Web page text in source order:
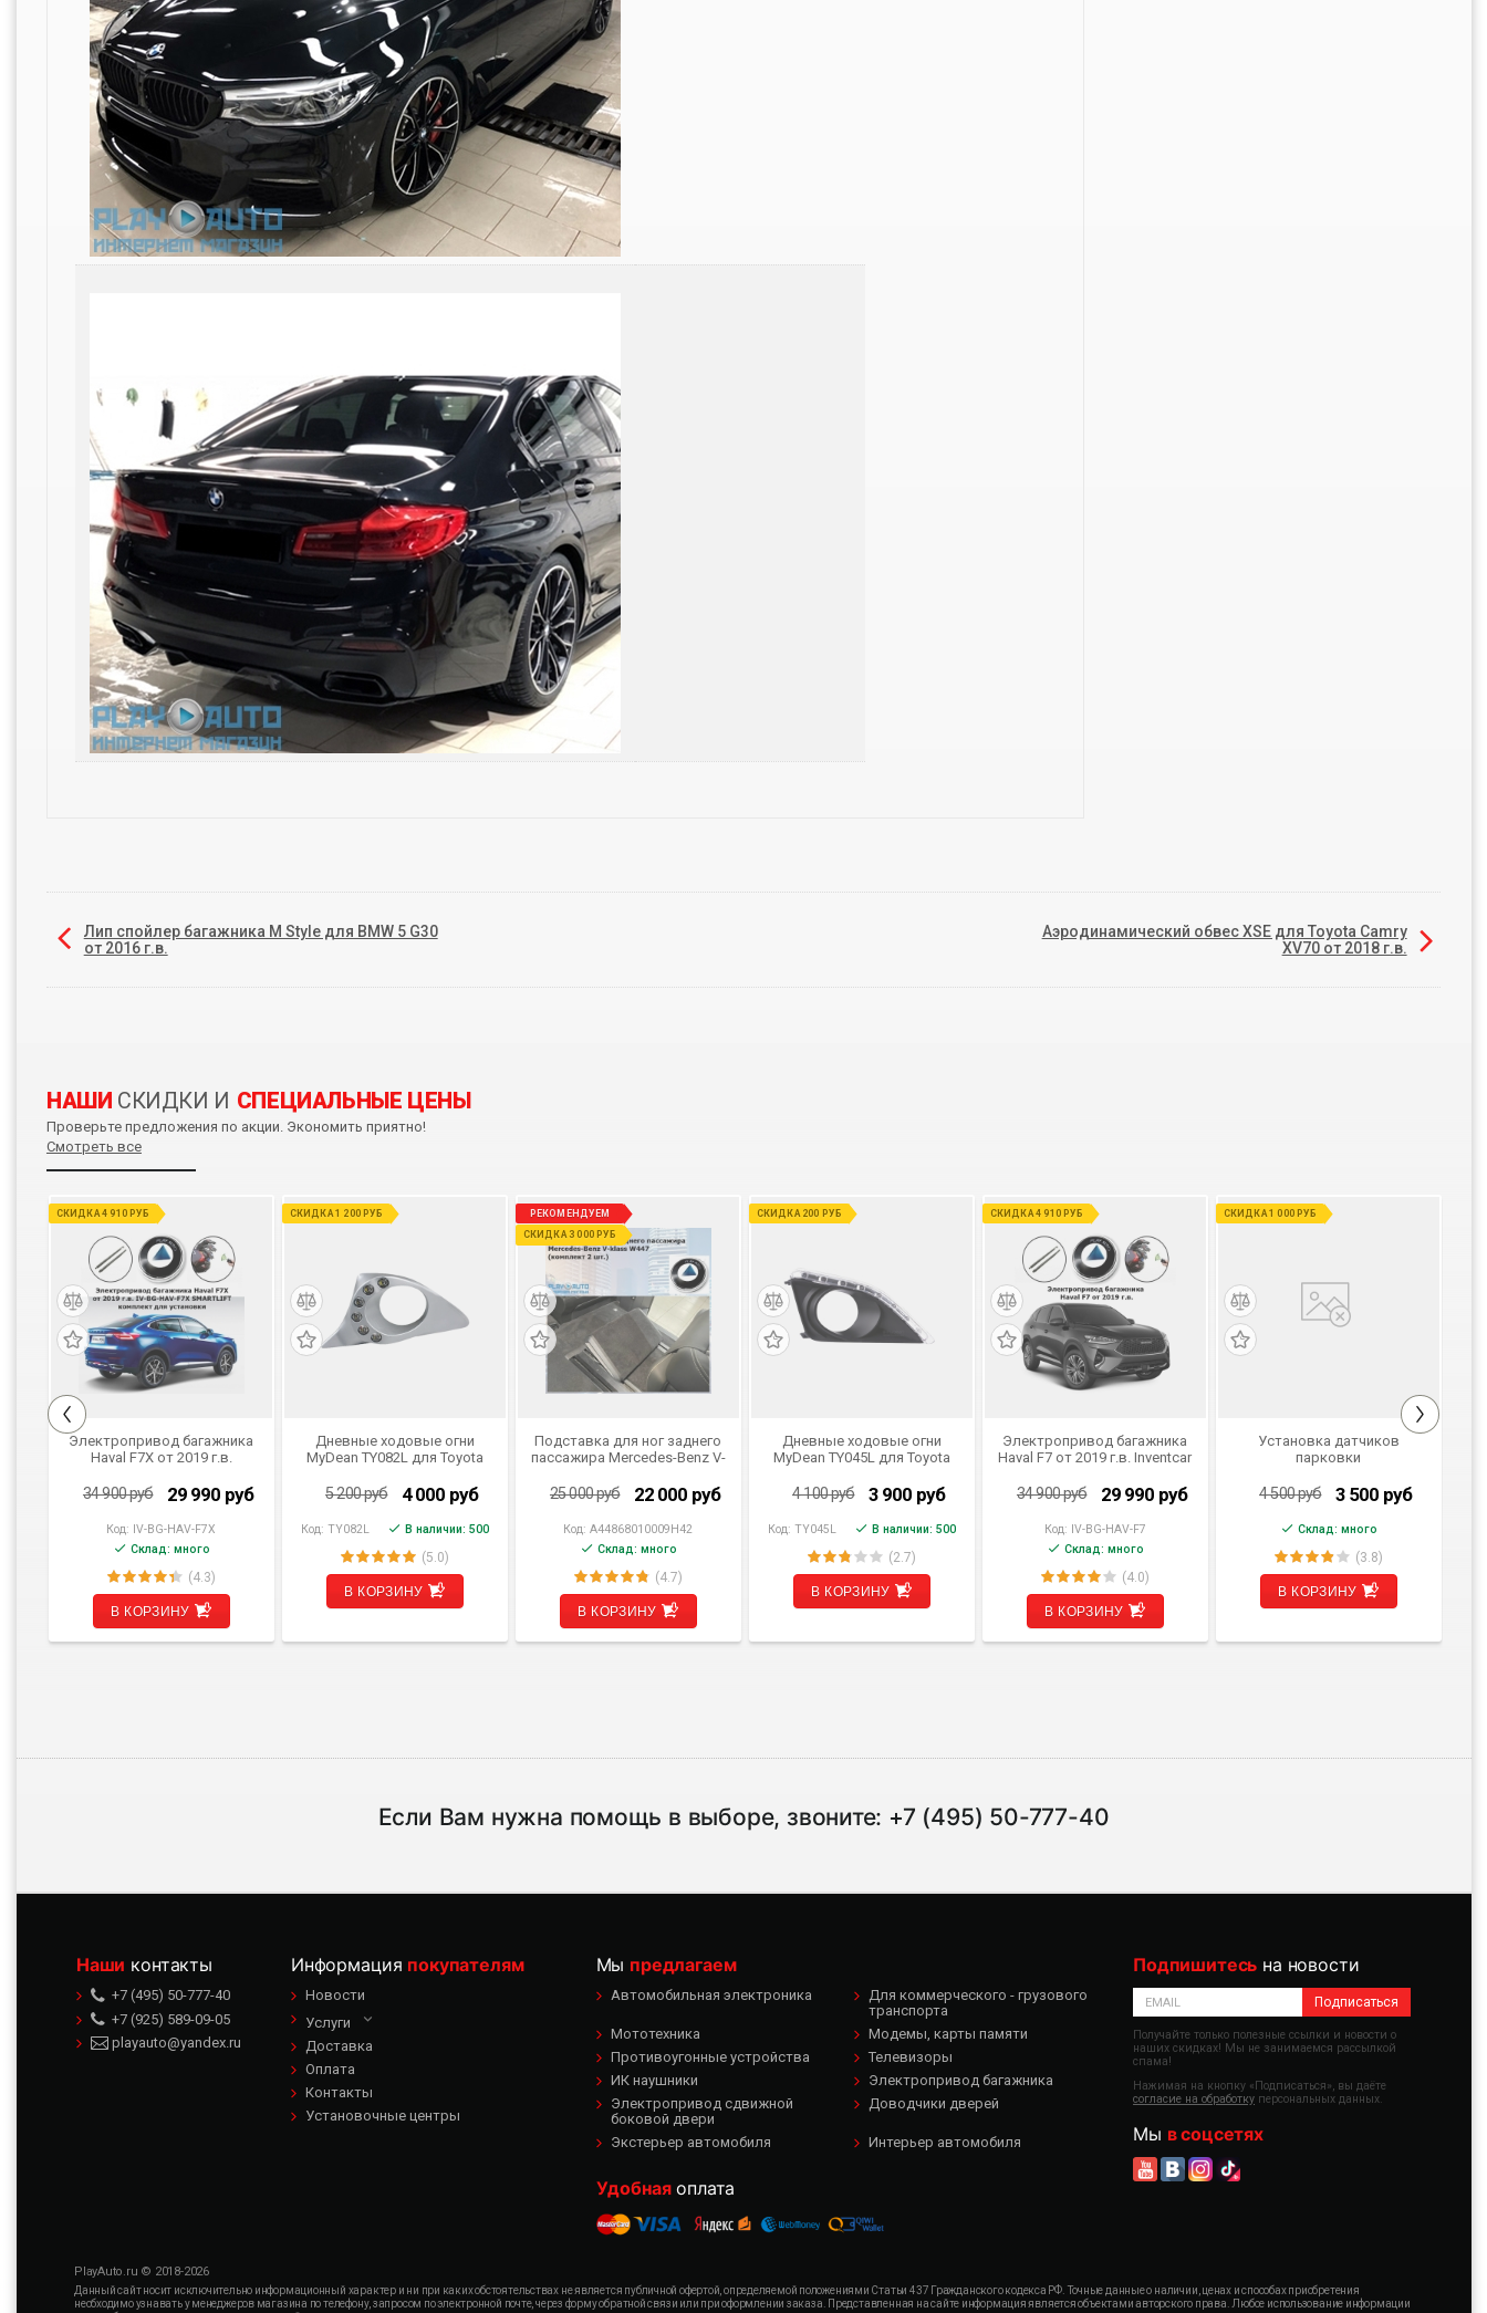
Лип спойлер багажника M Style для BMW 5 G30
от 2016 г.в.
Аэродинамический обвес XSE для Toyota Camry
XV70 от 2018 г.в.
НАШИ СКИДКИ И СПЕЦИАЛЬНЫЕ ЦЕНЫ
Проверьте предложения по акции. Экономить приятно!
Смотреть все
СКИДКА 4 910 РУБ
Электропривод багажника
Haval F7X от 2019 г.в.
SMARTLIFT (комплект для
установки)
34 900руб 29 990 руб
Код: IV-BG-HAV-F7X
Склад: много
(4.3)
В КОРЗИНУ
СКИДКА 1 200 РУБ
Дневные ходовые огни
MyDean TY082L для Toyota
5 200руб 4 000 руб
Код: TY082L В наличии: 500
(5.0)
В КОРЗИНУ
РЕКОМЕНДУЕМ
СКИДКА 3 000 РУБ
Подставка для ног заднего
пассажира Mercedes-Benz V-
25 000руб 22 000 руб
Код: A44868010009H42
Склад: много
(4.7)
В КОРЗИНУ
СКИДКА 200 РУБ
Дневные ходовые огни
MyDean TY045L для Toyota
4 100руб 3 900 руб
Код: TY045L В наличии: 500
(2.7)
В КОРЗИНУ
СКИДКА 4 910 РУБ
Электропривод багажника
Haval F7 от 2019 г.в. Inventcar
(комплект для установки)
34 900руб 29 990 руб
Код: IV-BG-HAV-F7
Склад: много
(4.0)
В КОРЗИНУ
СКИДКА 1 000 РУБ
Установка датчиков
парковки
4 500руб 3 500 руб
Склад: много
(3.8)
В КОРЗИНУ
Если Вам нужна помощь в выборе, звоните: +7 (495) 50-777-40
Наши контакты
+7 (495) 50-777-40
+7 (925) 589-09-05
playauto@yandex.ru
Информация покупателям
Новости
Услуги
Доставка
Оплата
Контакты
Установочные центры
Мы предлагаем
Автомобильная электроника
Для коммерческого - грузового
транспорта
Мототехника
Модемы, карты памяти
Противоугонные устройства
Телевизоры
ИК наушники
Электропривод багажника
Электропривод сдвижной
боковой двери
Доводчики дверей
Экстерьер автомобиля Интерьер автомобиля
Удобнаяоплата
Подпишитесь на новости
Подписаться
Получайте только полезные ссылки и новости о
наших скидках! Мы не занимаемся рассылкой
спама!
Нажимая на кнопку «Подписаться», вы даёте
согласие на обработку персональных данных.
Мы в соцсетях
PlayAuto.ru © 2018-2026
Данный сайт носит исключительно информационный характер и ни при каких обстоятельствах не является публичной офертой, определяемой положениями Статьи 437 Гражданского кодекса РФ. Точные данные о наличии, ценах и способах приобретения
необходимо узнавать у менеджеров магазина по телефону, запросом по электронной почте, через форму обратной связи или при оформлении заказа. Представленная на сайте информация является объектами авторского права. Любое использование информации